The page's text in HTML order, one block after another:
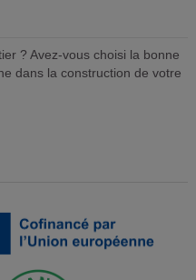
? Avez-vous choisi la bonne
dans la construction de votre